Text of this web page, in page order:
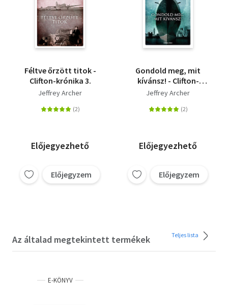
Féltve őrzött titok -
Clifton-krónika 3.
Jeffrey Archer
Előjegyezhető
Előjegyzem
Gondold meg, mit
kívánsz! - Clifton-
krónika 4.
Jeffrey Archer
Előjegyezhető
Előjegyzem
Az általad megtekintett termékek Teljes lista
E-KÖNYV